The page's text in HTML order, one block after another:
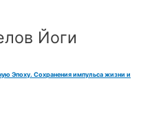
Йоги
Эпоху. Сохранения импульса жизни и